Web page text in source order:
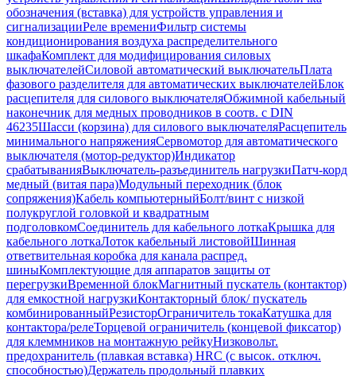
обозначения (вставка) для устройств управления и
сигнализацииРеле времениФильтр системы
кондиционирования воздуха распределительного
шкафаКомплект для модифицирования силовых
выключателейСиловой автоматический выключательПлата
фазового разделителя для автоматических выключателейБлок
расцепителя для силового выключателяОбжимной кабельный
наконечник для медных проводников в соотв. с DIN
46235Шасси (корзина) для силового выключателяРасцепитель
минимального напряженияСервомотор для автоматического
выключателя (мотор-редуктор)Индикатор
срабатыванияВыключатель-разъединитель нагрузкиПатч-корд
медный (витая пара)Модульный переходник (блок
сопряжения)Кабель компьютерныйБолт/винт с низкой
полукруглой головкой и квадратным
подголовкомСоединитель для кабельного лоткаКрышка для
кабельного лоткаЛоток кабельный листовойШинная
ответвительная коробка для канала распред.
шиныКомплектующие для аппаратов защиты от
перегрузкиВременной блокМагнитный пускатель (контактор)
для емкостной нагрузкиКонтакторный блок/ пускатель
комбинированныйРезисторОграничитель токаКатушка для
контактора/релеТорцевой ограничитель (концевой фиксатор)
для клеммников на монтажную рейкуНизковольт.
предохранитель (плавкая вставка) HRC (с высок. отключ.
способностью)Держатель продольный плавких